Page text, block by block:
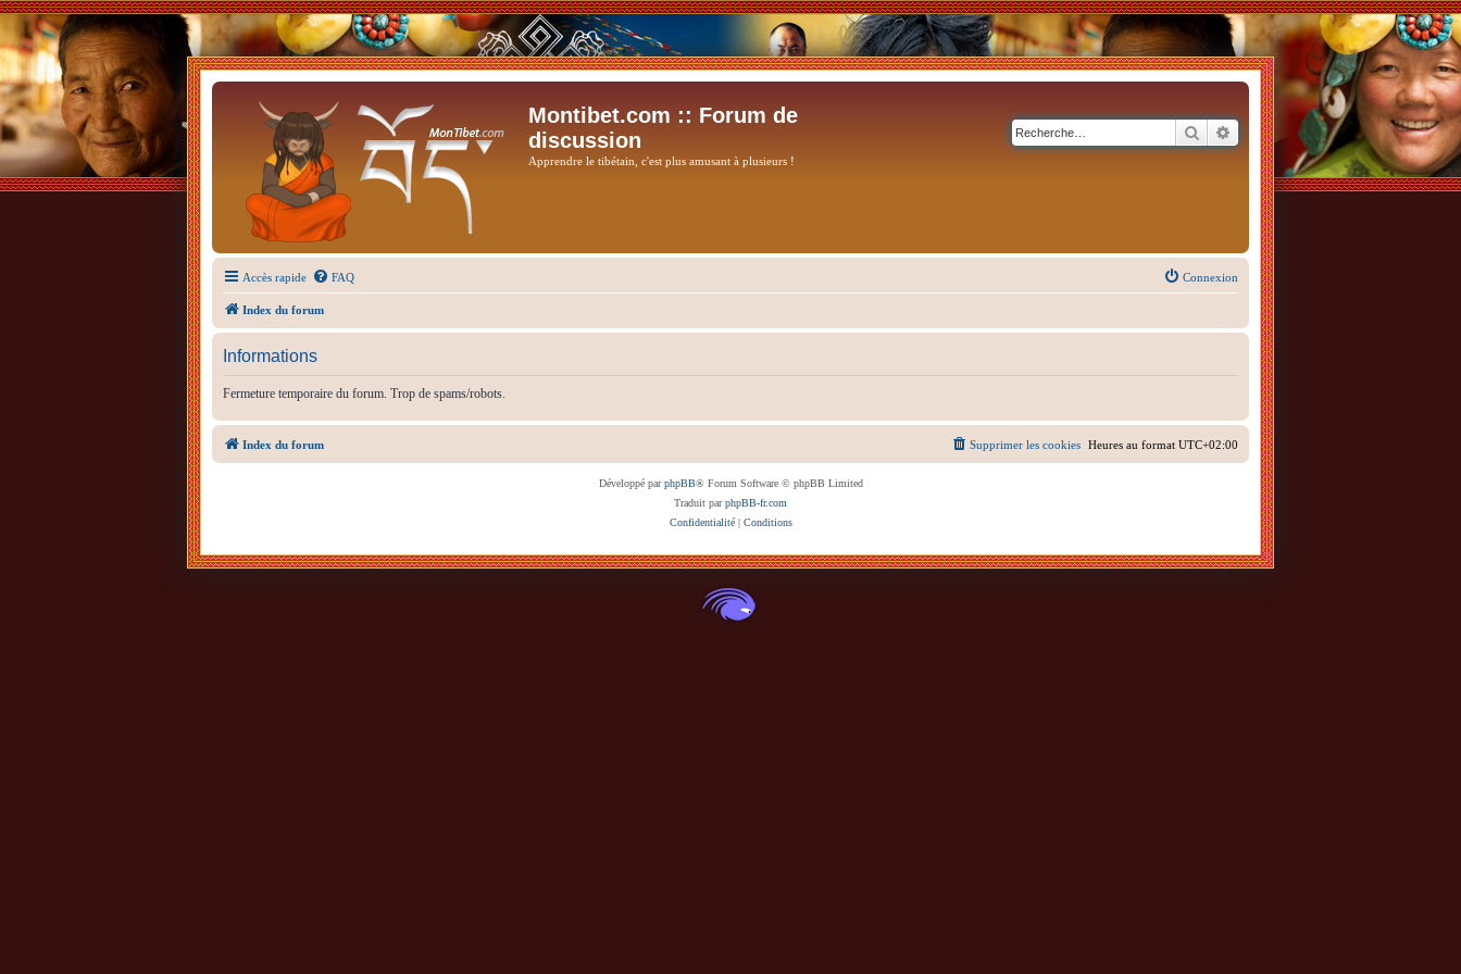
Montibet.com :: Forum de
discussion
Apprendre le tibétain, c'est plus amusant à plusieurs !
RechercherRecherche avancée
Accès rapide FAQ Connexion
Index du forum
Informations
Fermeture temporaire du forum. Trop de spams/robots.
Index du forum Heures au format UTC+02:00
Supprimer les cookies
Développé parphpBB® Forum Software © phpBB Limited
Traduit parphpBB-fr.com
Confidentialité| Conditions